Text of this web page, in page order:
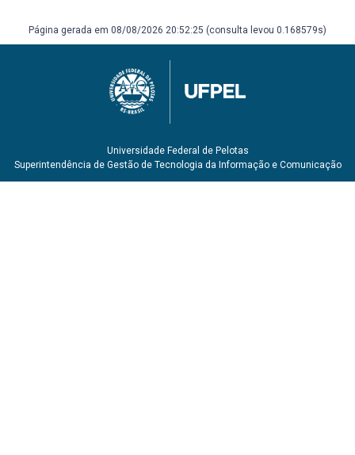
Página gerada em 08/08/2026 20:52:25 (consulta levou 0.168579s)
Universidade Federal de Pelotas
Superintendência de Gestão de Tecnologia da Informação e Comunicação